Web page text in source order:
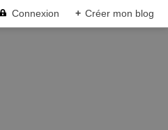
Connexion + Créer mon blog